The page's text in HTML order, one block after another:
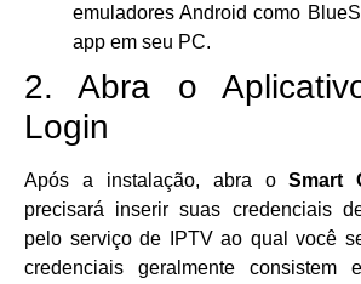
emuladores Android como
app em seu PC.
2. Abra o
Login
Após a instalação, abra oSmart
precisará inserir suas credenciais
pelo serviço de IPTV ao qual você
credenciais geralmente